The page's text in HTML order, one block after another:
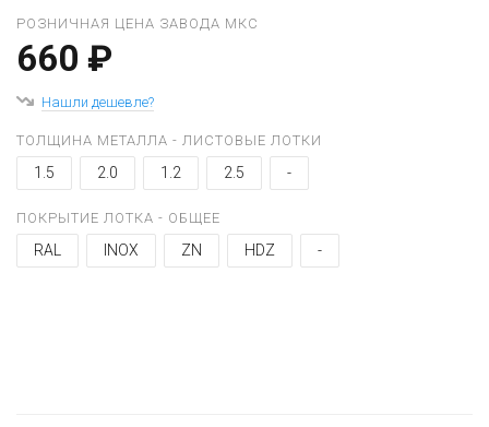
РОЗНИЧНАЯ ЦЕНА ЗАВОДА МКС
660 ₽
Нашли дешевле?
ТОЛЩИНА МЕТАЛЛА - ЛИСТОВЫЕ ЛОТКИ
1.5 2.0 1.2 2.5 -
ПОКРЫТИЕ ЛОТКА - ОБЩЕЕ
RAL INOX ZN HDZ -